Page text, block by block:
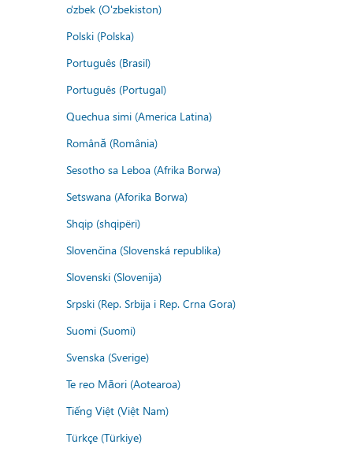
o'zbek (O'zbekiston)
Polski (Polska)
Português (Brasil)
Português (Portugal)
Quechua simi (America Latina)
Română (România)
Sesotho sa Leboa (Afrika Borwa)
Setswana (Aforika Borwa)
Shqip (shqipëri)
Slovenčina (Slovenská republika)
Slovenski (Slovenija)
Srpski (Rep. Srbija i Rep. Crna Gora)
Suomi (Suomi)
Svenska (Sverige)
Te reo Māori (Aotearoa)
Tiếng Việt (Việt Nam)
Türkçe (Türkiye)